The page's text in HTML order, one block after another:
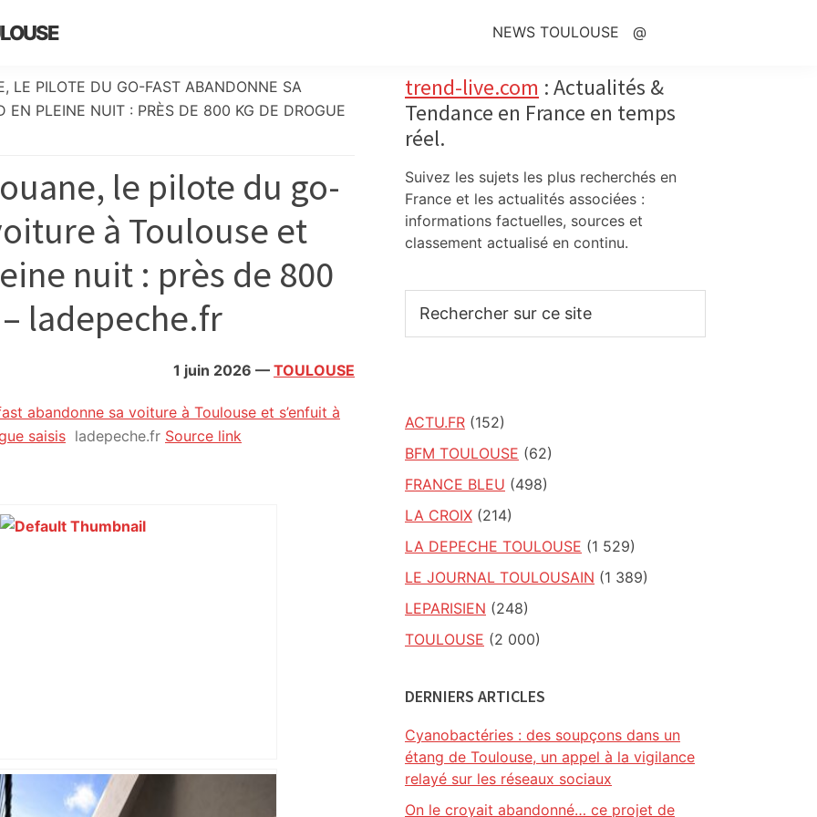
NEWS TOULOUSE @
LE PILOTE DU GO-FAST ABANDONNE SA
EN PLEINE NUIT : PRÈS DE 800 KG DE DROGUE
le pilote du go-
à Toulouse et
nuit : près de 800
ladepeche.fr
1 juin 2026 — TOULOUSE
abandonne sa voiture à Toulouse et s’enfuit à
saisis ladepeche.fr Source link
"C'est la reprise des bouchons et c'est
Primary
Sidebar
trend-live.com : Actualités &
Tendance en France en temps
réel.
Suivez les sujets les plus recherchés en
France et les actualités associées :
informations factuelles, sources et
classement actualisé en continu.
sur
ACTU.FR (152)
BFM TOULOUSE (62)
FRANCE BLEU (498)
LA CROIX (214)
LA DEPECHE TOULOUSE (1 529)
LE JOURNAL TOULOUSAIN (1 389)
LEPARISIEN (248)
TOULOUSE (2 000)
DERNIERS ARTICLES
Cyanobactéries : des soupçons dans un
étang de Toulouse, un appel à la vigilance
relayé sur les réseaux sociaux
On le croyait abandonné… ce projet de